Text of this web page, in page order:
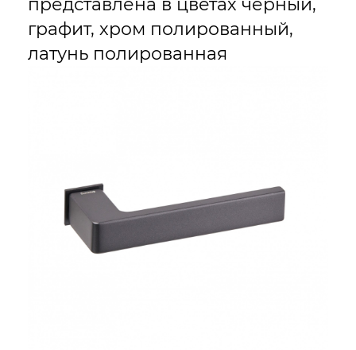
графит, хром полированный,
латунь полированная